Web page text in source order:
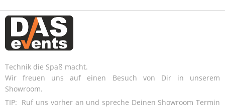
Technik die Spaß macht.
Wir freuen uns auf einen Besuch von Dir in unserem
Showroom.
TIP: Ruf uns vorher an und spreche Deinen Showroom Termin